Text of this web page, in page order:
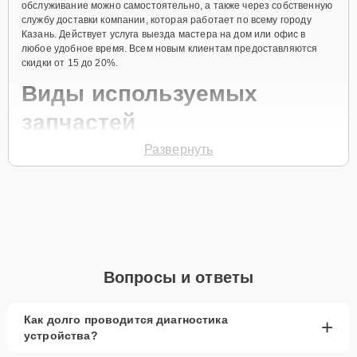
обслуживание можно самостоятельно, а также через собственную
службу доставки компании, которая работает по всему городу
Казань. Действует услуга выезда мастера на дом или офис в
любое удобное время. Всем новым клиентам предоставляются
скидки от 15 до 20%.
Виды используемых
запчастей
Для ремонта морозильной камеры модели H2F-320SAA
активное использование устройства дольше
При наличии планов в скором времени заменить
Развернуть
Вопросы и ответы
Как долго проводится диагностика
устройства?
+